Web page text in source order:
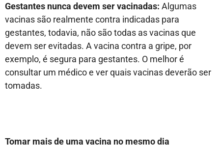
Gestantes nunca devem ser vacinadas: Algumas
vacinas são realmente contra indicadas para
gestantes, todavia, não são todas as vacinas que
devem ser evitadas. A vacina contra a gripe, por
exemplo, é segura para gestantes. O melhor é
consultar um médico e ver quais vacinas deverão ser
tomadas.
Tomar mais de uma vacina no mesmo dia